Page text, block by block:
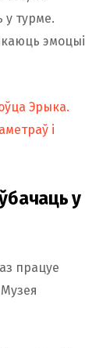
турме.
эмоцыі
Эрыка.
і
у
працуе